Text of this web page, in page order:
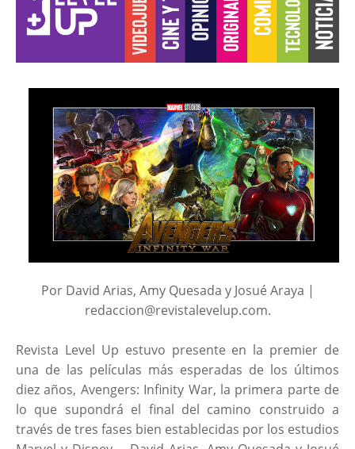
Por David Arias, Amy Quesada y Josué Araya |
redaccion@revistalevelup.com.
Revista Level Up estuvo presente en la premier de
una de las películas más esperadas de los últimos
diez años, Avengers: Infinity War, la primera parte de
lo que supondrá el final del camino construido a
través de tres fases bien establecidas por los estudios